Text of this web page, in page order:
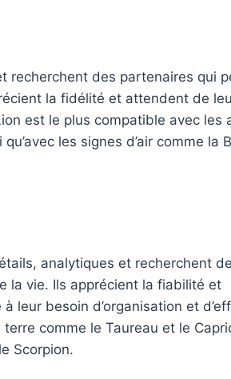
recherchent des partenaires qui
la fidélité et attendent de
est le plus compatible avec les
les signes d’air comme la
analytiques et recherchent
la vie. Ils apprécient la fiabilité et
leur besoin d’organisation et
comme le Taureau et le
Scorpion.